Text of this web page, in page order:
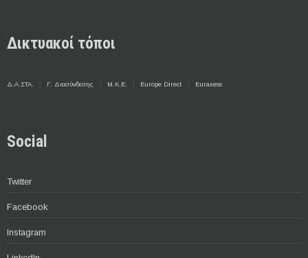
Δικτυακοί τόποι
Δ.Α.ΣΤΑ. Γ. Διασύνδεσης Μ.Κ.Ε. Europe Direct Euraxess
Social
Twitter
Facebook
Instagram